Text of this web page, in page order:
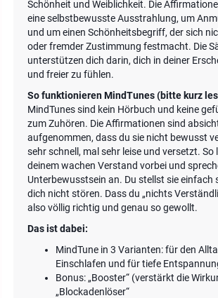
Schönheit und Weiblichkeit. Die
eine selbstbewusste Ausstrahlung, um
und um einen Schönheitsbegriff, der sich
oder fremder Zustimmung festmacht. Die
unterstützen dich darin, dich in deiner
und freier zu fühlen.
So funktionieren MindTunes (bitte kurz
MindTunes sind kein Hörbuch und keine
zum Zuhören. Die Affirmationen sind
aufgenommen, dass du sie nicht bewusst
sehr schnell, mal sehr leise und versetzt. So
deinem wachen Verstand vorbei und
Unterbewusstsein an. Du stellst sie einfach
dich nicht stören. Dass du „nichts
also völlig richtig und genau so gewollt.
Das ist dabei:
MindTune in 3 Varianten: für den
Einschlafen und für tiefe
Bonus: „Booster“ (verstärkt die
„Blockadenlöser“